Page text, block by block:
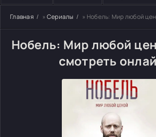
Главная » Сериалы » Нобель: Мир любой
Нобель: Мир любой
смотреть